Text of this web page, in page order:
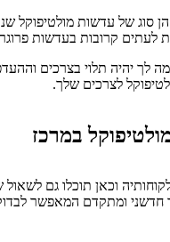
סוג של עדשות מולטיפוקל
קרובות בעדשות
לך יהיה תלוי בצרכים
לצרכים שלך.
במרכז
וכאן תוכלו גם
חדשני ומתקדם המאפשר